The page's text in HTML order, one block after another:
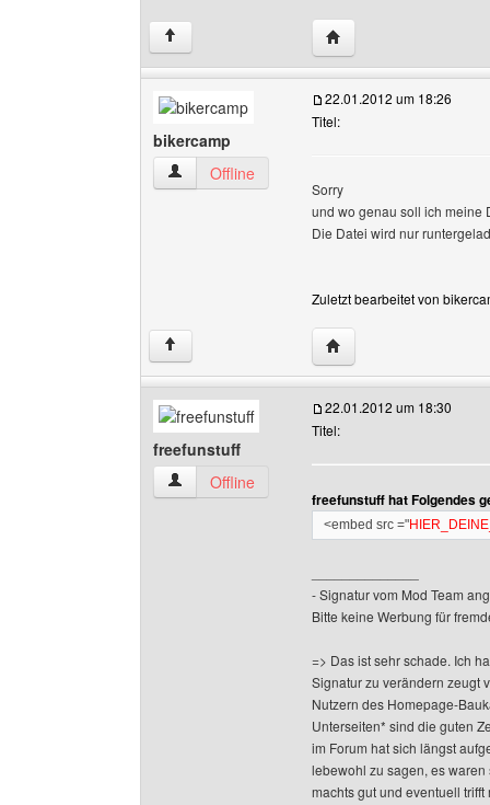
↑ Website dieses
bikercamp
bikercamp Benutzer-Profile anzeigen
Offline
22.01.2012 um 18:26
Titel:
Sorry
und wo genau soll ich meine
Die Datei wird nur
Zuletzt bearbeitet von
↑ Website dieses
freefunstuff
freefunstuff Benutzer-Profile anzeigen
Offline
22.01.2012 um 18:30
Titel:
freefunstuff hat Folgendes
<embed src ="
- Signatur vom Mod Team
Bitte keine Werbung für
=> Das ist sehr schade. Ich
Signatur zu verändern zeugt
Nutzern des Homepage-
Unterseiten* sind die guten
im Forum hat sich längst
lebewohl zu sagen, es
machts gut und eventuell